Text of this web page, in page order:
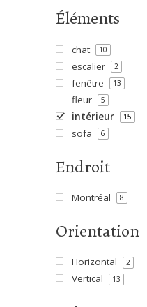
Éléments
chat 10
escalier 2
fenêtre 13
fleur 5
intérieur 15
sofa 6
Endroit
Montréal 8
Orientation
Horizontal 2
Vertical 13